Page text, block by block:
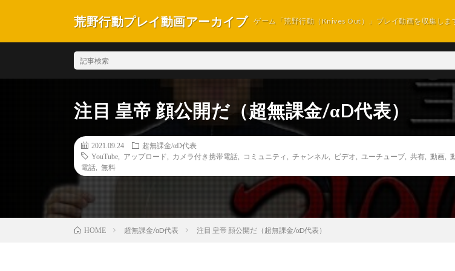
荒野行動プレイ動画アーカイブ ゲーム「荒野行動（Knives Out）」プレイ動画を収集しま
注目 皇帝 顔公開だ（超無課金/αD代表）
2021.09.24
超無課金/αD代表
YouTube
アップロード カメラ付き携帯電話 コミュニティ チャンネル ビデオ ユーチューブ 共有 動画
電話
無料
HOME 超無課金/αD代表 注目 皇帝 顔公開だ（超無課金/αD代表）